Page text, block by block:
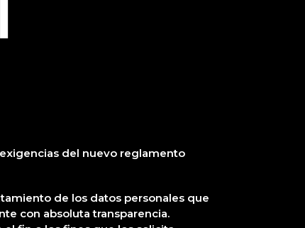
del nuevo reglamento
de los datos personales que
con absoluta transparencia.